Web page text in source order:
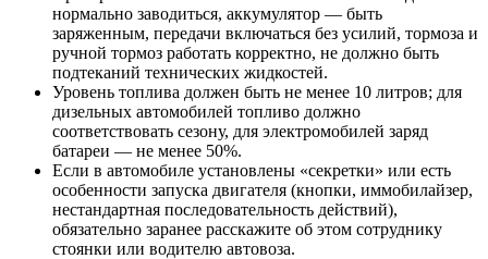
нормально заводиться, аккумулятор — быть
заряженным, передачи включаться без усилий, тормоза и
ручной тормоз работать корректно, не должно быть
подтеканий технических жидкостей.
Уровень топлива должен быть не менее 10 литров; для
дизельных автомобилей топливо должно
соответствовать сезону, для электромобилей заряд
батареи — не менее 50%.
Если в автомобиле установлены «секретки» или есть
особенности запуска двигателя (кнопки, иммобилайзер,
нестандартная последовательность действий),
обязательно заранее расскажите об этом сотруднику
стоянки или водителю автовоза.